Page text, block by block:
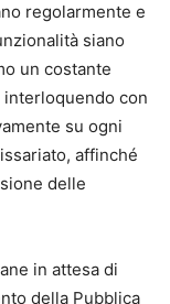
regolarmente e
siano
un costante
con
su ogni
affinché
delle
in attesa di
della Pubblica